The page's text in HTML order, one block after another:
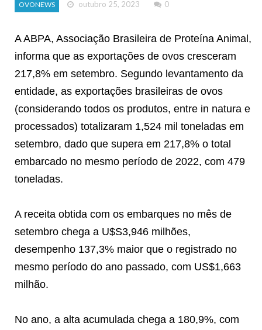
OVONEWS outubro 25, 2023 0
A ABPA, Associação Brasileira de Proteína Animal,
informa que as exportações de ovos cresceram
217,8% em setembro. Segundo levantamento da
entidade, as exportações brasileiras de ovos
(considerando todos os produtos, entre in natura e
processados) totalizaram 1,524 mil toneladas em
setembro, dado que supera em 217,8% o total
embarcado no mesmo período de 2022, com 479
toneladas.
A receita obtida com os embarques no mês de
setembro chega a U$S3,946 milhões,
desempenho 137,3% maior que o registrado no
mesmo período do ano passado, com US$1,663
milhão.
No ano, a alta acumulada chega a 180,9%, com